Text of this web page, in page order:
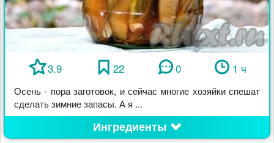
3.9 22 0 1 ч
Осень - пора заготовок, и сейчас многие хозяйки спешат
сделать зимние запасы. А я ...
Ингредиенты